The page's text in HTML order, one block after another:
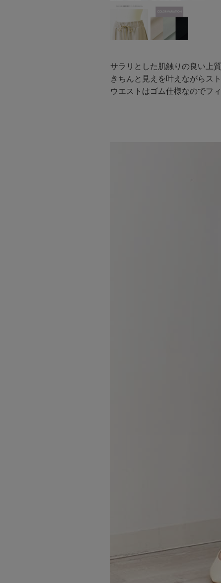
サラリとした肌触りの良い上
きちんと見えを叶えながらス
ウエストはゴム仕様なのでフ